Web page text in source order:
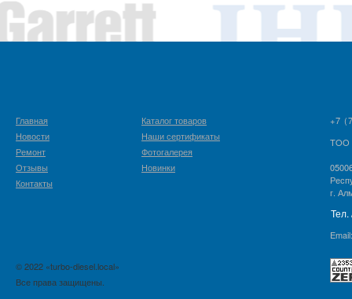
Главная
Новости
Ремонт
Отзывы
Контакты
Каталог товаров
Наши сертификаты
Фотогалерея
Новинки
+7
TOO
г.
Тел.
© 2022 «turbo-diesel.local»
Все права защищены.